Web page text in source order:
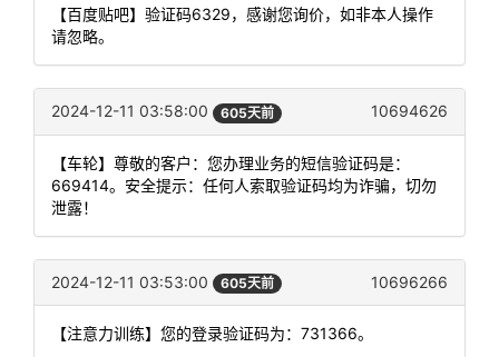
【百度贴吧】验证码6329，感谢您询价，如非本人操作
请忽略。
2024-12-11 03:58:00 605天前 10694626
【车轮】尊敬的客户：您办理业务的短信验证码是：
669414。安全提示：任何人索取验证码均为诈骗，切勿
泄露！
2024-12-11 03:53:00 605天前 10696266
【注意力训练】您的登录验证码为：731366。